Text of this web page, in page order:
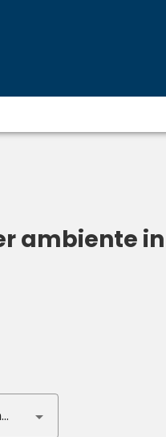
ambiente
Nessun gusto selezionato